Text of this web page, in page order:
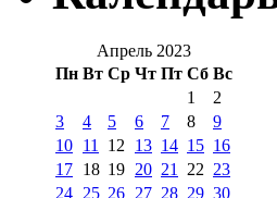
Апрель 2023
Пн Вт Ср Чт Пт Сб Вс
1
2
3
4 5 6 7 8
9
10 11 12 13 14 15 16
17 18 19 20 21 22 23
24 25 26 27 28 29 30